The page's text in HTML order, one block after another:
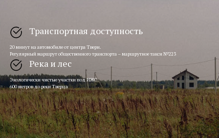
Транспортная доступность
20 минут на автомобиле от центра Твери.
Регулярный маршрут общественного транспорта – маршрутное такси №223
Река и лес
Экологически чистые участки под ИЖС.
600 метров до реки Тверца